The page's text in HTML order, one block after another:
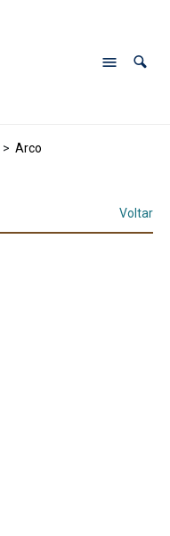
> Arco
Voltar